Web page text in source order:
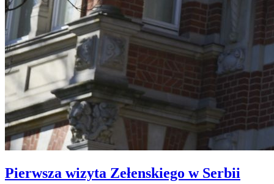
Pierwsza wizyta Zełenskiego w Serbii